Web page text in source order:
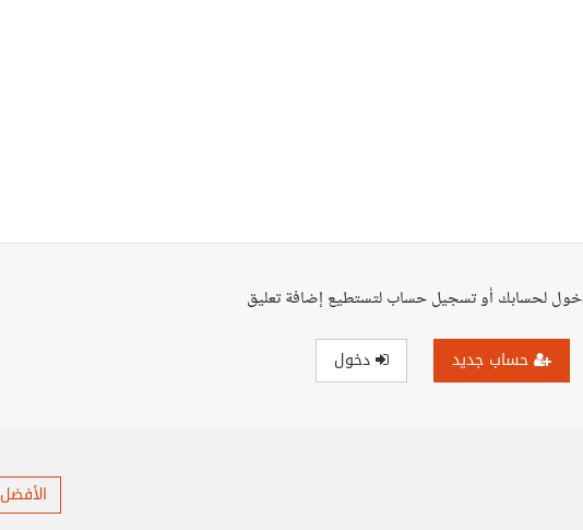
لحسابك أو تسجيل حساب لتستطيع إضافة تعليق
حساب جديد دخول
الأفضل